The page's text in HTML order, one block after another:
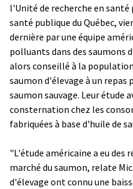
l'Unité de recherche en
santé publique du Québec,
dernière par une équipe
polluants dans des saumons
alors conseillé à la
saumon d'élevage à un repas
saumon sauvage. Leur étude
consternation chez les
fabriquées à base d'huile de
"L'étude américaine a eu des
marché du saumon, relate
d'élevage ont connu une